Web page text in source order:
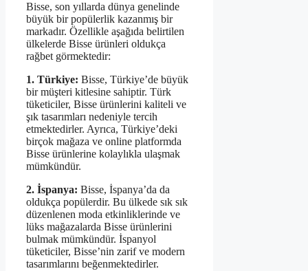
Bisse, son yıllarda dünya genelinde
büyük bir popülerlik kazanmış bir
markadır. Özellikle aşağıda belirtilen
ülkelerde Bisse ürünleri oldukça
rağbet görmektedir:
1. Türkiye: Bisse, Türkiye’de büyük
bir müşteri kitlesine sahiptir. Türk
tüketiciler, Bisse ürünlerini kaliteli ve
şık tasarımları nedeniyle tercih
etmektedirler. Ayrıca, Türkiye’deki
birçok mağaza ve online platformda
Bisse ürünlerine kolaylıkla ulaşmak
mümkündür.
2. İspanya: Bisse, İspanya’da da
oldukça popülerdir. Bu ülkede sık sık
düzenlenen moda etkinliklerinde ve
lüks mağazalarda Bisse ürünlerini
bulmak mümkündür. İspanyol
tüketiciler, Bisse’nin zarif ve modern
tasarımlarını beğenmektedirler.